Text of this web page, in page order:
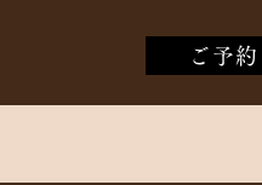
ご予約